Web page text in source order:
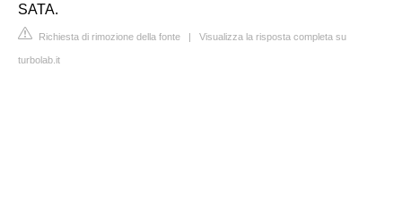
SATA.
Richiesta di rimozione della fonte | Visualizza la risposta completa su
turbolab.it